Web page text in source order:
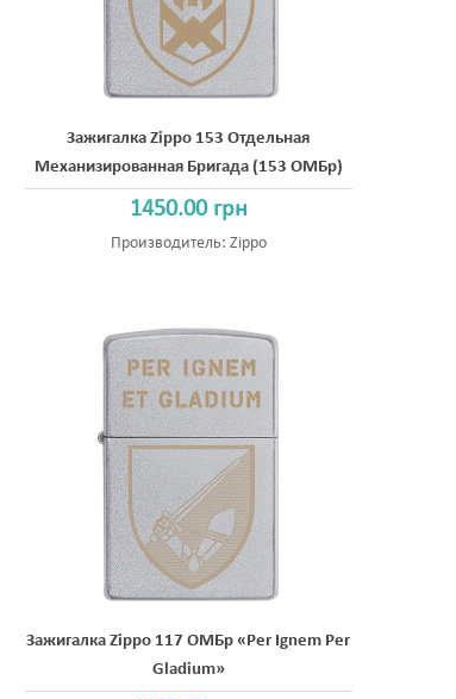
Зажигалка Zippo 153 Отдельная
Механизированная Бригада (153 ОМБр)
1450.00 грн
Производитель: Zippo
Зажигалка Zippo 117 ОМБр «Per Ignem Per
Gladium»